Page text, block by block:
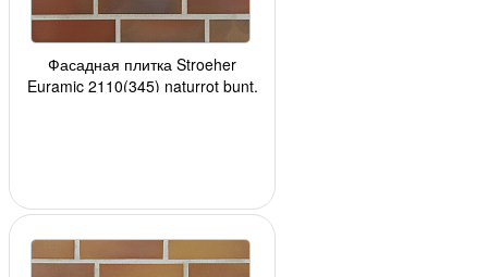
Фасадная плитка Stroeher
Euramic 2110(345) naturrot bunt,